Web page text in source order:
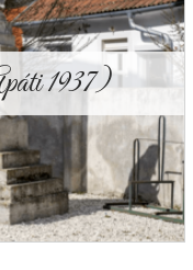
1937)